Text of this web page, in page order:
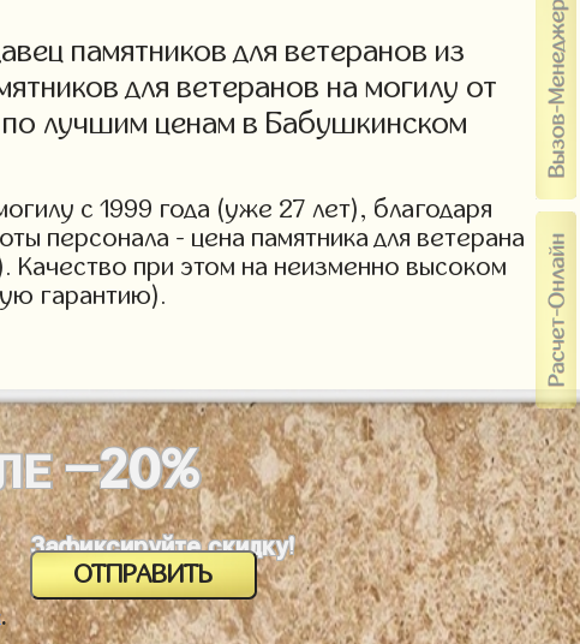
памятников для ветеранов из
для ветеранов на могилу от
лучшим ценам в Бабушкинском
с 1999 года (уже 27 лет), благодаря
персонала - цена памятника для ветерана
Качество при этом на неизменно высоком
гарантию).
-20%
.
Зафиксируйте скидку!